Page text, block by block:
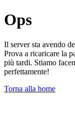
Ops
Il server sta avendo
Prova a ricaricare la
più tardi. Stiamo
perfettamente!
Torna alla home